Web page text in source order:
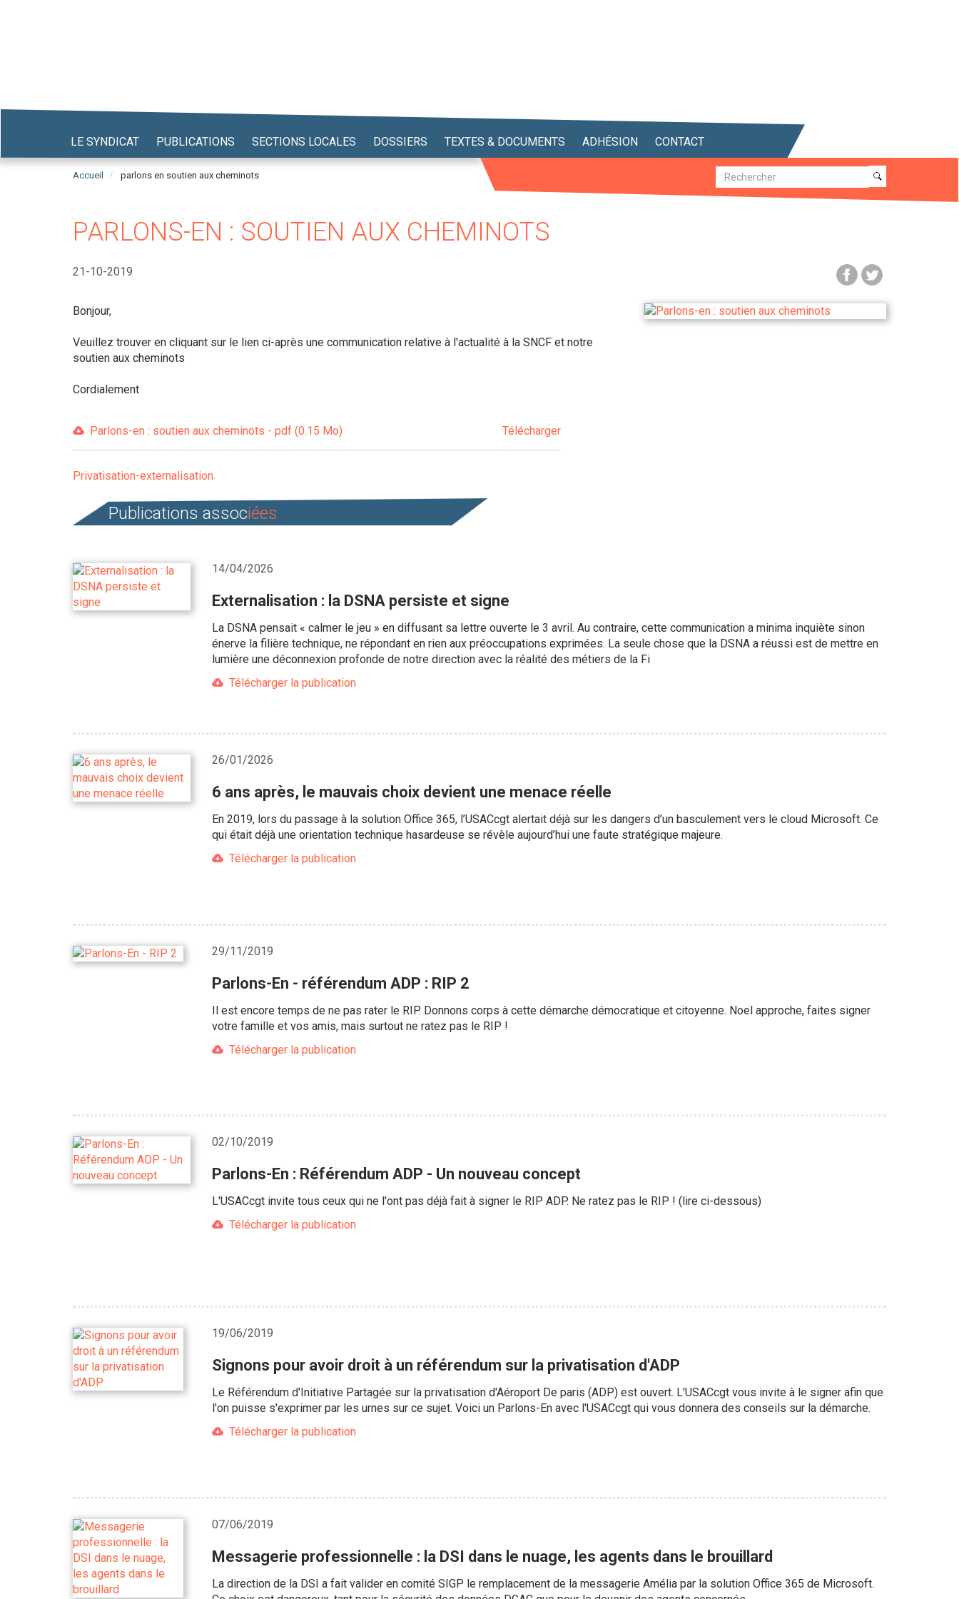
LE SYNDICAT PUBLICATIONS SECTIONS LOCALES DOSSIERS TEXTES & DOCUMENTS ADHÉSION CONTACT
Accueil parlons en soutien aux cheminots Recherche
Recherche
PARLONS-EN : SOUTIEN AUX CHEMINOTS
21-10-2019
Bonjour,
Veuillez trouver en cliquant sur le lien ci-après une communication relative à l'actualité à la SNCF et notre
soutien aux cheminots
Cordialement
Parlons-en : soutien aux cheminots - pdf (0.15 Mo) Télécharger
Privatisation-externalisation
Publications associées
14/04/2026
Externalisation : la DSNA persiste et signe
La DSNA pensait « calmer le jeu » en diffusant sa lettre ouverte le 3 avril. Au contraire, cette communication a minima inquiète sinon
énerve la filière technique, ne répondant en rien aux préoccupations exprimées. La seule chose que la DSNA a réussi est de mettre en
lumière une déconnexion profonde de notre direction avec la réalité des métiers de la Fi
Télécharger la publication
26/01/2026
6 ans après, le mauvais choix devient une menace réelle
En 2019, lors du passage à la solution Office 365, l’USACcgt alertait déjà sur les dangers d’un basculement vers le cloud Microsoft. Ce
qui était déjà une orientation technique hasardeuse se révèle aujourd’hui une faute stratégique majeure.
Télécharger la publication
29/11/2019
Parlons-En - référendum ADP : RIP 2
Il est encore temps de ne pas rater le RIP. Donnons corps à cette démarche démocratique et citoyenne. Noel approche, faites signer
votre famille et vos amis, mais surtout ne ratez pas le RIP !
Télécharger la publication
02/10/2019
Parlons-En : Référendum ADP - Un nouveau concept
L'USACcgt invite tous ceux qui ne l'ont pas déjà fait à signer le RIP ADP. Ne ratez pas le RIP ! (lire ci-dessous)
Télécharger la publication
19/06/2019
Signons pour avoir droit à un référendum sur la privatisation d'ADP
Le Référendum d'Initiative Partagée sur la privatisation d'Aéroport De paris (ADP) est ouvert. L'USACcgt vous invite à le signer afin que
l'on puisse s'exprimer par les urnes sur ce sujet. Voici un Parlons-En avec l'USACcgt qui vous donnera des conseils sur la démarche.
Télécharger la publication
07/06/2019
Messagerie professionnelle : la DSI dans le nuage, les agents dans le brouillard
La direction de la DSI a fait valider en comité SIGP le remplacement de la messagerie Amélia par la solution Office 365 de Microsoft.